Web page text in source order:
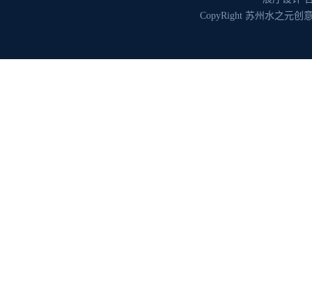
CopyRight 苏州水之元创